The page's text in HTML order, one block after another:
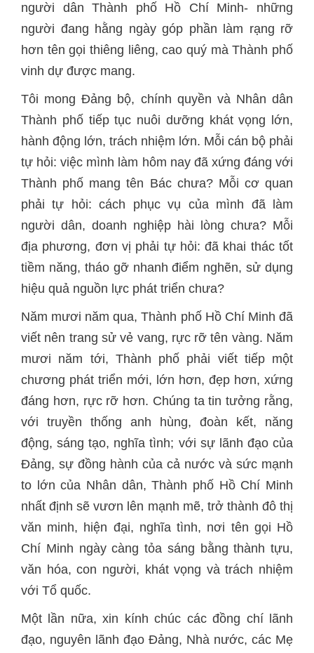
người dân Thành phố Hồ Chí Minh- những
người đang hằng ngày góp phần làm rạng rỡ
hơn tên gọi thiêng liêng, cao quý mà Thành phố
vinh dự được mang.
Tôi mong Đảng bộ, chính quyền và Nhân dân
Thành phố tiếp tục nuôi dưỡng khát vọng lớn,
hành động lớn, trách nhiệm lớn. Mỗi cán bộ phải
tự hỏi: việc mình làm hôm nay đã xứng đáng với
Thành phố mang tên Bác chưa? Mỗi cơ quan
phải tự hỏi: cách phục vụ của mình đã làm
người dân, doanh nghiệp hài lòng chưa? Mỗi
địa phương, đơn vị phải tự hỏi: đã khai thác tốt
tiềm năng, tháo gỡ nhanh điểm nghẽn, sử dụng
hiệu quả nguồn lực phát triển chưa?
Năm mươi năm qua, Thành phố Hồ Chí Minh đã
viết nên trang sử vẻ vang, rực rỡ tên vàng. Năm
mươi năm tới, Thành phố phải viết tiếp một
chương phát triển mới, lớn hơn, đẹp hơn, xứng
đáng hơn, rực rỡ hơn. Chúng ta tin tưởng rằng,
với truyền thống anh hùng, đoàn kết, năng
động, sáng tạo, nghĩa tình; với sự lãnh đạo của
Đảng, sự đồng hành của cả nước và sức mạnh
to lớn của Nhân dân, Thành phố Hồ Chí Minh
nhất định sẽ vươn lên mạnh mẽ, trở thành đô thị
văn minh, hiện đại, nghĩa tình, nơi tên gọi Hồ
Chí Minh ngày càng tỏa sáng bằng thành tựu,
văn hóa, con người, khát vọng và trách nhiệm
với Tổ quốc.
Một lần nữa, xin kính chúc các đồng chí lãnh
đạo, nguyên lãnh đạo Đảng, Nhà nước, các Mẹ